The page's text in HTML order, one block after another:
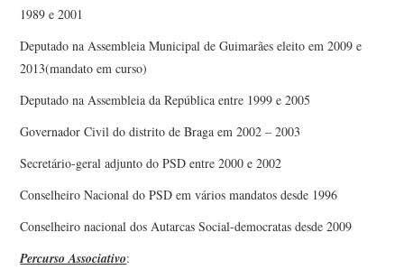
1989 e 2001
Deputado na Assembleia Municipal de Guimarães eleito em 2009 e
2013(mandato em curso)
Deputado na Assembleia da República entre 1999 e 2005
Governador Civil do distrito de Braga em 2002 – 2003
Secretário-geral adjunto do PSD entre 2000 e 2002
Conselheiro Nacional do PSD em vários mandatos desde 1996
Conselheiro nacional dos Autarcas Social-democratas desde 2009
Percurso Associativo: